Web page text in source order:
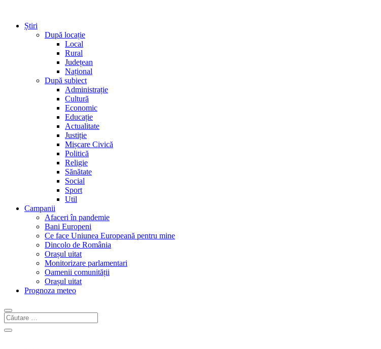
Știri
După locație
Local
Rural
Județean
Național
După subiect
Administrație
Cultură
Economic
Educație
Actualitate
Justiție
Mișcare Civică
Politică
Religie
Sănătate
Social
Sport
Util
Campanii
Afaceri în pandemie
Bani Europeni
Ce face Uniunea Europeană pentru mine
Dincolo de România
Orașul uitat
Monitorizare parlamentari
Oamenii comunității
Orașul uitat
Prognoza meteo